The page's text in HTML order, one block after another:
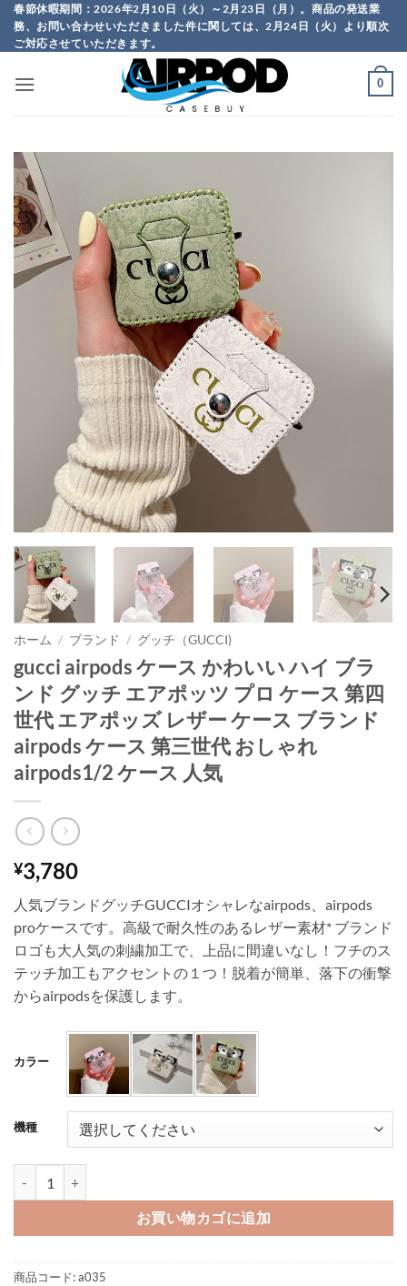
Skip
content
春節休暇期間：2026年2月10日（火）～2月23日（月）。商品の発送業
務、お問い合わせいただきました件に関しては、2月24日（火）より順次
ご対応させていただきます。
0
ホーム / ブランド / グッチ（GUCCI)
gucci airpods ケース かわいい ハイ ブラ
ンド グッチ エアポッツ プロ ケース 第四
世代 エアポッズ レザー ケース ブランド
airpods ケース 第三世代 おしゃれ
airpods1/2 ケース 人気
¥3,780
人気ブランドグッチGUCCIオシャレなairpods、airpods
proケースです。高級で耐久性のあるレザー素材* ブランド
ロゴも大人気の刺繍加工で、上品に間違いなし！フチのス
テッチ加工もアクセントの１つ！脱着が簡単、落下の衝撃
からairpodsを保護します。
カラー
機種
お買い物カゴに追加
商品コード:a035